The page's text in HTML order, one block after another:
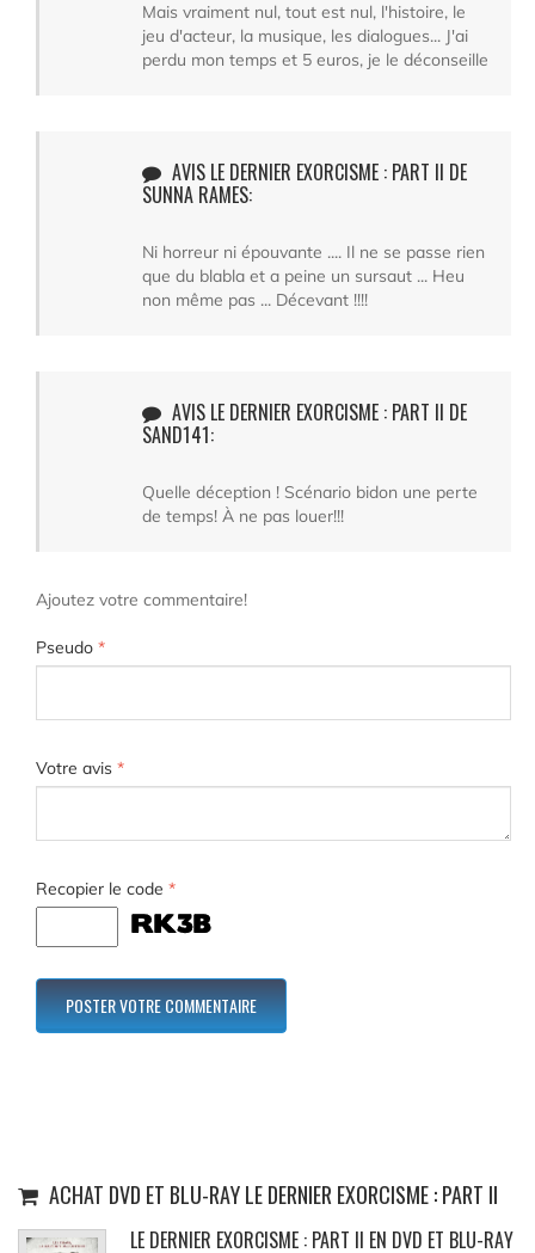
Mais vraiment nul, tout est nul, l'histoire, le
jeu d'acteur, la musique, les dialogues... J'ai
perdu mon temps et 5 euros, je le déconseille
AVIS LE DERNIER EXORCISME : PART II DE
SUNNA RAMES:
Ni horreur ni épouvante .... Il ne se passe rien
que du blabla et a peine un sursaut ... Heu
non même pas ... Décevant !!!!
AVIS LE DERNIER EXORCISME : PART II DE
SAND141:
Quelle déception ! Scénario bidon une perte
de temps! À ne pas louer!!!
Ajoutez votre commentaire!
Pseudo *
Votre avis *
Recopier le code *
ACHAT DVD ET BLU-RAY LE DERNIER EXORCISME : PART II
LE DERNIER EXORCISME : PART II EN DVD ET BLU-RAY